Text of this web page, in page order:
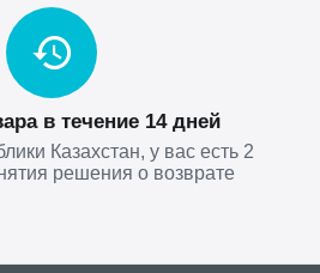
в течение 14 дней
Казахстан, у вас есть 2
решения о возврате